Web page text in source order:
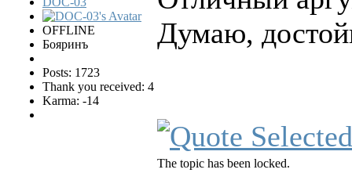
OFFLINE
Бояринъ
Posts: 1723
Thank you received: 4
Karma: -14
Думаю,
The topic has been locked.